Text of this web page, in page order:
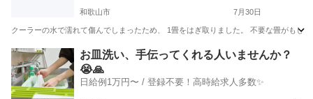
和歌山市 7月30日
クーラーの水で濡れて傷んでしまったため、 1畳をはぎ取りました。 不要な畳がもし
和歌山 和歌山市 買いたい/ください
お皿洗い、手伝ってくれる人いませんか？
😭🙏
日給例1万円〜 / 登録不要！高時給求人多数✨